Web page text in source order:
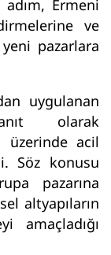
Ermeni
ve
pazarlara
uygulanan
olarak
üzerinde acil
Söz konusu
pazarına
altyapıların
amaçladığı